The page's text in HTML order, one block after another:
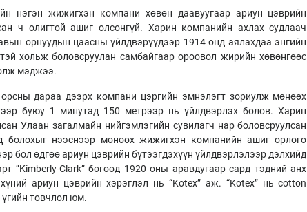
нэгэн жижигхэн компани хөвөн даавуугаар ариун цэврийн
ч олигтой ашиг олсонгүй. Харин компанийн ахлах судлаач
орнуудын цаасны үйлдвэрүүдээр 1914 онд аялахдаа энгийн
хольж боловсруулан самбайгаар ороовол жирийн хөвөнгөөс
мэджээ.
дараа дээрх компани цэргийн эмнэлэгт зориулж мөнөөх
буюу 1 минутад 150 метрээр нь үйлдвэрлэх болов. Харин
Улаан загалмайн нийгэмлэгийн сувилагч нар боловсруулсан
болохыг нээснээр мөнөөх жижигхэн компанийн ашиг орлого
бол өдгөө ариун цэврийн бүтээгдэхүүн үйлдвэрлэлээр дэлхийд
“Kimberly-Clark” бөгөөд 1920 оны аравдугаар сард тэдний анх
ариун цэврийн хэрэглэл нь “Kotex” аж. “Kotex” нь cotton
үгийн товчлол юм.